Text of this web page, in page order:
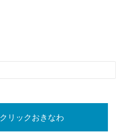
クリックおきなわ